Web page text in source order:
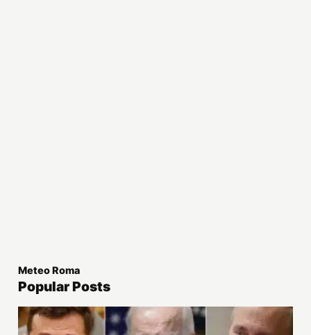
Meteo Roma
Popular Posts